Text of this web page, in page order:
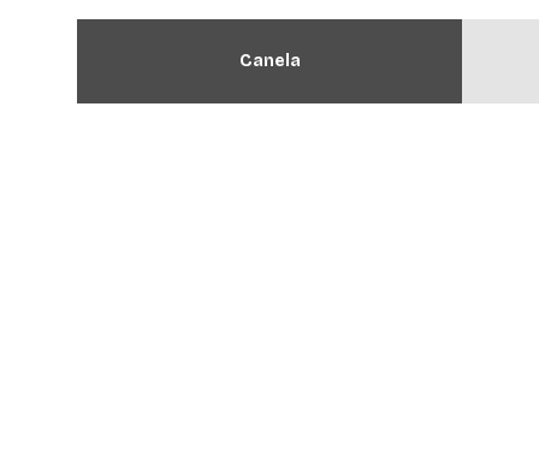
Canela